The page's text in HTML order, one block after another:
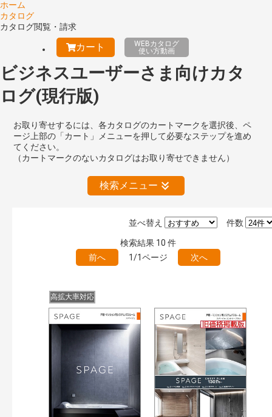
ホーム
カタログ
カタログ閲覧・請求
カート
WEBカタログ
使い方動画
ビジネスユーザーさま向けカタ
ログ(現行版)
お取り寄せするには、各カタログのカートマークを選択後、ペ
ージ上部の「カート」メニューを押して必要なステップを進め
てください。
（カートマークのないカタログはお取り寄せできません）
検索メニュー
絞り込みの解除
キーワード検索（あいまい）
目次も検索 検 索
まずはここから（5）
施工イメージ・アイデア集（10）
省エネ住宅関連（1）
補助金・優遇制度を知る（2）
件数
並べ替え
検索結果 10 件
前へ
1/1ページ 次へ
高拡大率対応